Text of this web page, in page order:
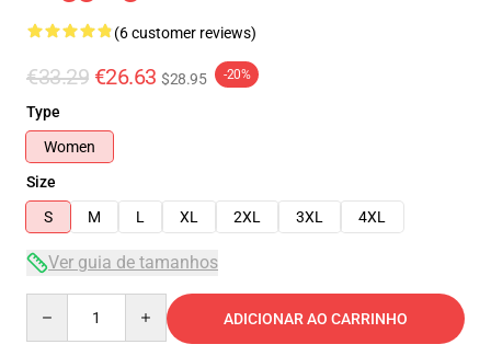
(6 customer reviews)
€33.29 €26.63 $28.95 -20%
Type
Women
Size
S
M L XL 2XL 3XL 4XL
Ver guia de tamanhos
ADICIONAR AO CARRINHO